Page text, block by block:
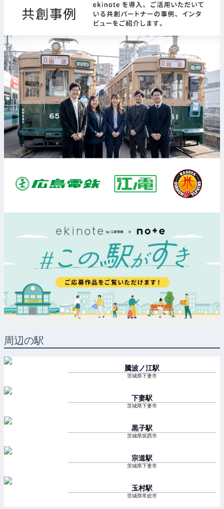
周辺の駅
騰波ノ江駅
茨城県下妻市
下妻駅
茨城県下妻市
黒子駅
茨城県筑西市
宗道駅
茨城県下妻市
玉村駅
茨城県常総市